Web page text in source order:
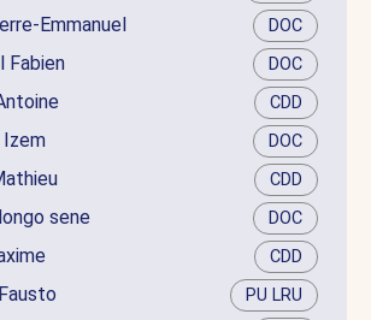
Emmanuel DOC
Fabien DOC
CDD
Izem DOC
CDD
sene DOC
CDD
PU LRU